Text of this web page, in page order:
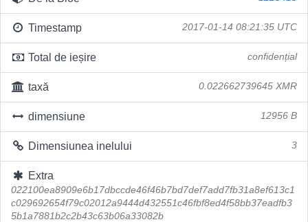
Timestamp 2017-01-14 08:21:35 UTC
Total de ieșire confidențial
taxă 0.022662739645 XMR
dimensiune 12956 B
Dimensiunea inelului 3
Extra
022100ea8909e6b17dbccde46f46b7bd7def7add7fb31a8ef613c1
c029692654f79c02012a9444d432551c46fbf8ed4f58bb37eadfb3
5b1a7881b2c2b43c63b06a33082b